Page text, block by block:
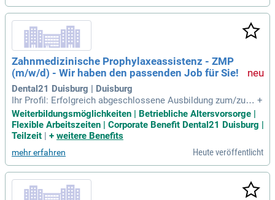
Zahnmedizinische Prophylaxeassistenz - ZMP
(m/w/d) - Wir haben den passenden Job für Sie!
Dental21 Duisburg | Duisburg
Ihr Profil: Erfolgreich abgeschlossene Ausbildung zum/zur Z
ahnmedizinischen Fachangestellten; ZFA und abgeschlosse
ner Prophylaxe Basiskurs; Gute EDV-Kenntnisse; Idealerweis
e erste Berufserfahrung in der Rolle als ZMP; Kommunikatio
+
Weiterbildungsmöglichkeiten | Betriebliche Altersvorsorge |
Flexible Arbeitszeiten | Corporate Benefit Dental21 Duisburg |
Teilzeit
+ weitere Benefits
mehr erfahren Heute veröffentlicht